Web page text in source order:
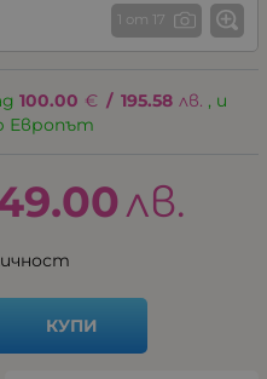
1 от 17
100.00 € / 195.58 лв. , и
Европът
лв.
КУПИ